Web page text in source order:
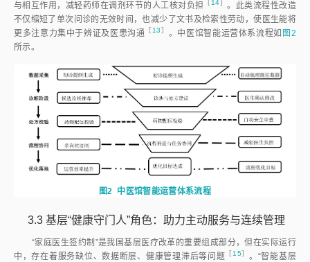
与相互作用，减轻药师在调剂环节的人工核对负担 14
。此类流程性改造
不仅缩短了单次问诊的无效时间，也减少了文书及检索性劳动，使医生能将
更多注意力集中于辨证及医患沟通 ［ 13］ 。中医馆智能运营体系流程如 图2
所示。
图2 中医馆智能运营体系流程
3.3 基层“健康守门人”角色：助力主动服务与连续管理
“家庭医生签约制”是我国基层医疗改革的重要组成部分，但在实际运行
中，存在着服务缺位、数据断层、健康管理滞后等问 题 ［ 15］ 。“智能基层